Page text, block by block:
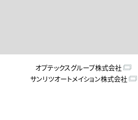
オプテックスグループ株式会社
サンリツオートメイション株式会社